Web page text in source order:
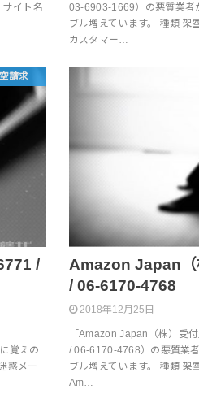
サイト名
03-6903-1669​）の悪質業者
ブル増えています。 種類 架
カスタマー…
請求
/
覚えの
惑メー
Amazon Japan
/ 06-6170-4768
2018年12月25日
「Amazon Japan（株）受
/ 06-6170-4768）の悪質業
ブル増えています。 種類 架
Am…